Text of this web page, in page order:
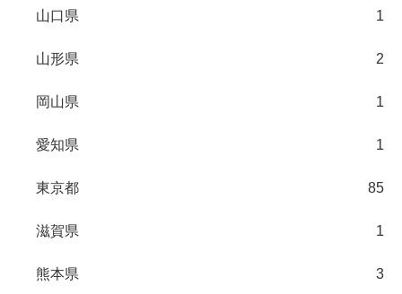
山口県 1
山形県 2
岡山県 1
愛知県 1
東京都 85
滋賀県 1
熊本県 3